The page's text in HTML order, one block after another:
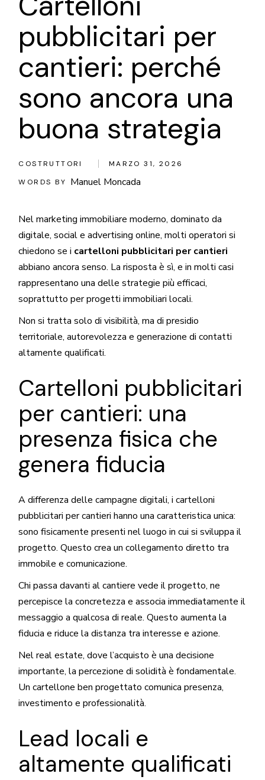
pubblicitari per
cantieri: perché
sono ancora una
buona strategia
COSTRUTTORI
MARZO 31, 2026
WORDS BY
Manuel Moncada
Nel marketing immobiliare moderno, dominato da
digitale, social e advertising online, molti operatori si
chiedono se i cartelloni pubblicitari per cantieri
abbiano ancora senso. La risposta è sì, e in molti casi
rappresentano una delle strategie più efficaci,
soprattutto per progetti immobiliari locali.
Non si tratta solo di visibilità, ma di presidio
territoriale, autorevolezza e generazione di contatti
altamente qualificati.
Cartelloni pubblicitari
per cantieri: una
presenza fisica che
genera fiducia
A differenza delle campagne digitali, i cartelloni
pubblicitari per cantieri hanno una caratteristica unica:
sono fisicamente presenti nel luogo in cui si sviluppa il
progetto. Questo crea un collegamento diretto tra
immobile e comunicazione.
Chi passa davanti al cantiere vede il progetto, ne
percepisce la concretezza e associa immediatamente il
messaggio a qualcosa di reale. Questo aumenta la
fiducia e riduce la distanza tra interesse e azione.
Nel real estate, dove l’acquisto è una decisione
importante, la percezione di solidità è fondamentale.
Un cartellone ben progettato comunica presenza,
investimento e professionalità.
Lead locali e
altamente qualificati